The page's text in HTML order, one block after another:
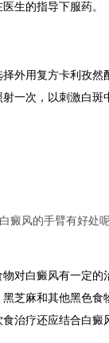
生的指导下服药。
用复方卡利孜然
一次，以刺激白
白癜风有一定的
芝麻和其他黑色
治疗还应结合白